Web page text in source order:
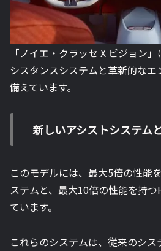
「ノイエ・クラッセ X ビジョン
シスタンスシステムと革新的な
備えています。
新しいアシストシステム
このモデルには、最大5倍の性能
ステムと、最大10倍の性能を持
ています。
これらのシステムは、従来のシ